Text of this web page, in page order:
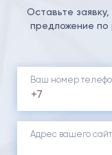
Оставьте
предложение по
Ваш номер
Адрес вашего